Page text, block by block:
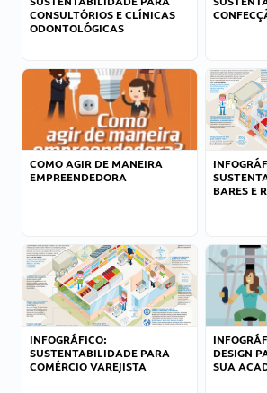
CONSULTÓRIOS E CLÍNICAS
ODONTOLÓGICAS
COMO AGIR DE MANEIRA
EMPREENDEDORA
BARES E
INFOGRÁFICO:
SUSTENTABILIDADE PARA
COMÉRCIO VAREJISTA
DESIGN
SUA